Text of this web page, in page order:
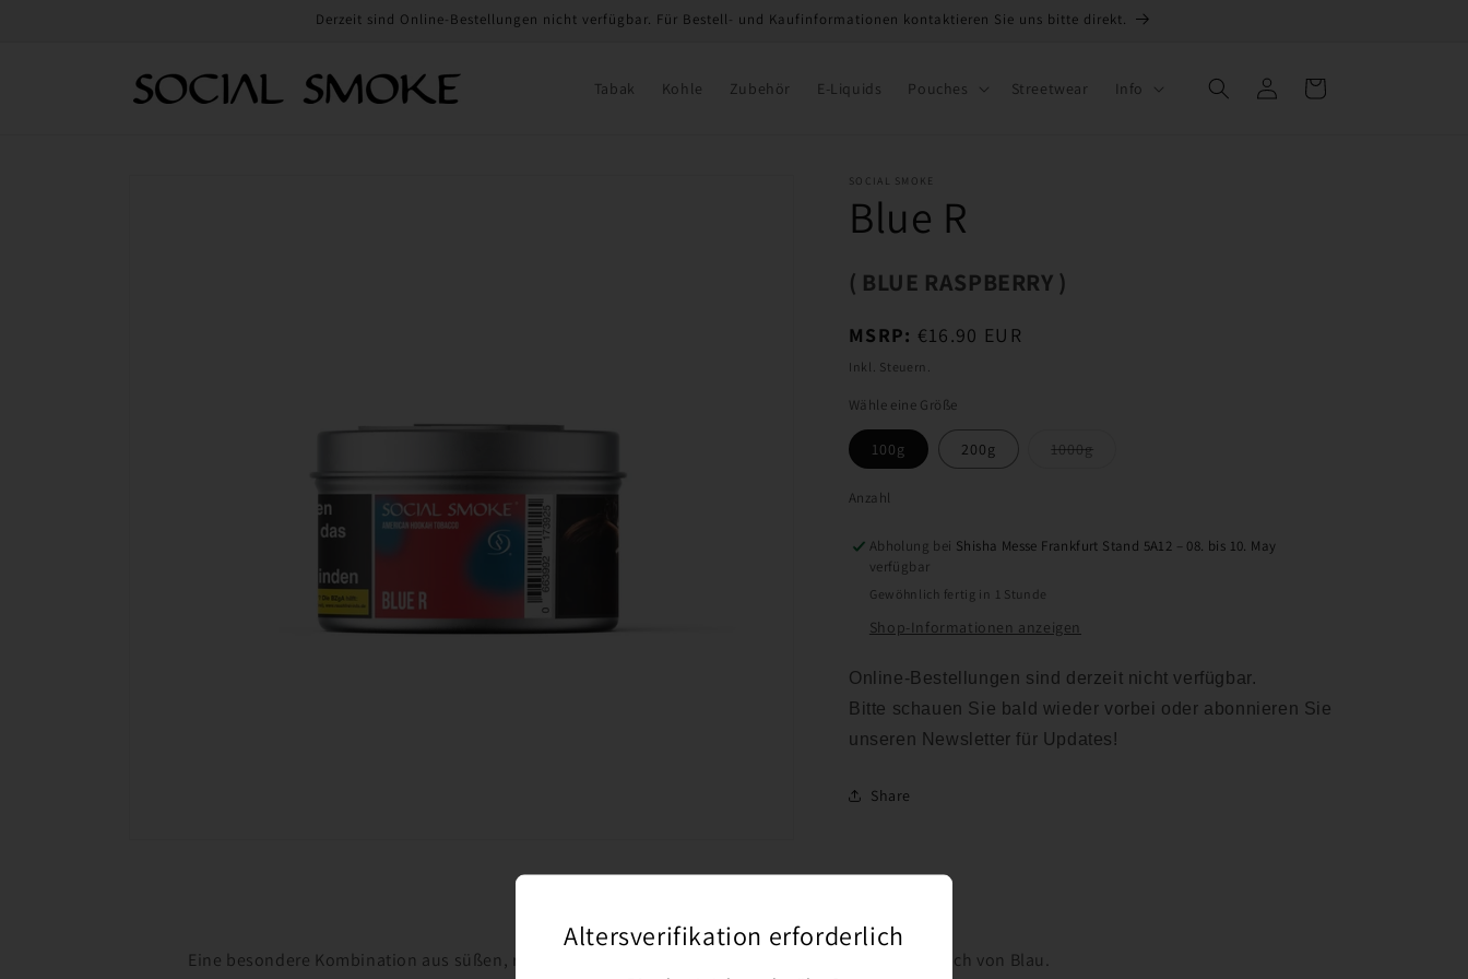
Derzeit sind Online-Bestellungen nicht verfügbar. Für Bestell- und Kaufinformationen kontaktieren Sie uns bitte direkt.
Tabak Kohle Zubehör E-Liquids Pouches Streetwear Info EinloggenWarenkorb
SOCIAL SMOKE
Blue R
( BLUE RASPBERRY )
Normaler
Preis
MSRP: €16.90 EUR
Inkl. Steuern.
Wähle eine Größe
100g 200g 1000gVariante
Anzahl
Abholung bei Shisha Messe Frankfurt Stand 5A12 – 08. bis 10. May
verfügbar
Gewöhnlich fertig in 1 Stunde
Shop-Informationen anzeigen
Online-Bestellungen sind derzeit nicht verfügbar.
Bitte schauen Sie bald wieder vorbei oder abonnieren Sie
unseren Newsletter für Updates!
Share
Eine besondere Kombination aus süßen, reifen Himbeeren und herben Himbeeren mit einem Hauch von Blau.
Altersverifikation erforderlich